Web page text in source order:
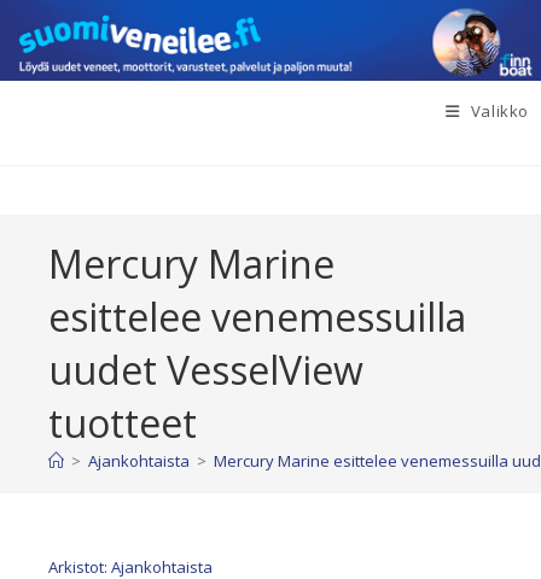
suoraan
sisältöön
Valikko
Mercury Marine
esittelee venemessuilla
uudet VesselView
tuotteet
> Ajankohtaista > Mercury Marine esittelee venemessuilla
Arkistot: Ajankohtaista